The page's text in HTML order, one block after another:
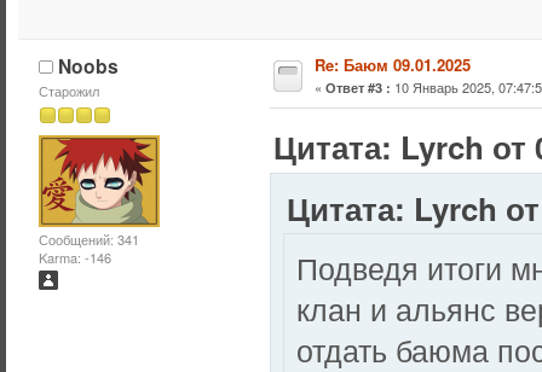
Noobs
Старожил
Сообщений: 341
Karma: -146
Re: Баюм 09.01.2025
« Ответ #3 : 10 Январь 2025,
Цитата: Lyrch от
Цитата: Lyrch
Подведя итоги
клан и альянс
отдать баюма